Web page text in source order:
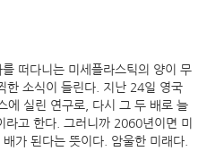
떠다니는 미세플라스틱의 양이 무
한 소식이 들린다. 지난 24일 영국
에 실린 연구로, 다시 그 두 배로 늘
고 한다. 그러니까 2060년이면 미
가 된다는 뜻이다. 암울한 미래다.